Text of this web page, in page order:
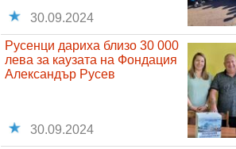
30.09.2024
Русенци дариха близо 30 000
лева за каузата на Фондация
Александър Русев
30.09.2024